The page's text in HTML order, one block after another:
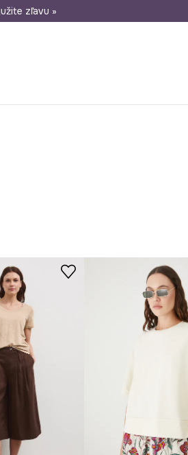
dní na vrátenie tovaru
zľavu »